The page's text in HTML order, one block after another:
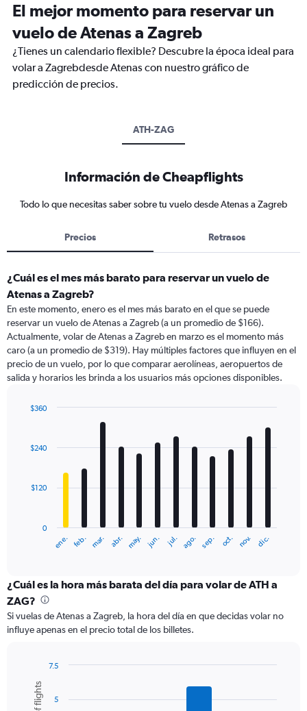
El mejor momento para reservar un
vuelo de Atenas a Zagreb
¿Tienes un calendario flexible? Descubre la época ideal para
volar a Zagrebdesde Atenas con nuestro gráfico de
predicción de precios.
ATH-ZAG
Información de Cheapflights
Todo lo que necesitas saber sobre tu vuelo desde Atenas a Zagreb
Precios Retrasos
¿Cuál es el mes más barato para reservar un vuelo de
Atenas a Zagreb?
En este momento, enero es el mes más barato en el que se puede
reservar un vuelo de Atenas a Zagreb (a un promedio de $166).
Actualmente, volar de Atenas a Zagreb en marzo es el momento más
caro (a un promedio de $319). Hay múltiples factores que influyen en el
precio de un vuelo, por lo que comparar aerolíneas, aeropuertos de
salida y horarios les brinda a los usuarios más opciones disponibles.
with
12
The
categories.
Range:
12
categories.
The
axis
ene. feb. mar. abr. may. jun. jul. ago. sep. oct. nov. dic.
0
$120
$240
$360
¿Cuál es la hora más barata del día para volar de ATH a
ZAG?
Si vuelas de Atenas a Zagreb, la hora del día en que decidas volar no
influye apenas en el precio total de los billetes.
chart
with
Chart
graphic.
5
7.5